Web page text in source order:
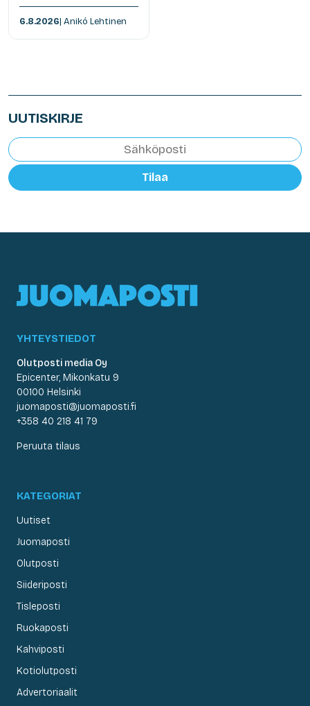
6.8.2026| Anikó Lehtinen
UUTISKIRJE
Tilaa
YHTEYSTIEDOT
Olutposti media Oy
Epicenter, Mikonkatu 9
00100 Helsinki
juomaposti@juomaposti.fi
+358 40 218 41 79
Peruuta tilaus
KATEGORIAT
Uutiset
Juomaposti
Olutposti
Siideriposti
Tisleposti
Ruokaposti
Kahviposti
Kotiolutposti
Advertoriaalit